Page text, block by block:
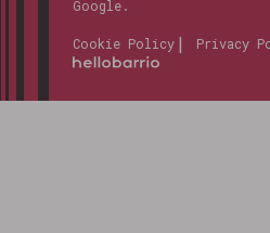
Google.
Cookie Policy Privacy